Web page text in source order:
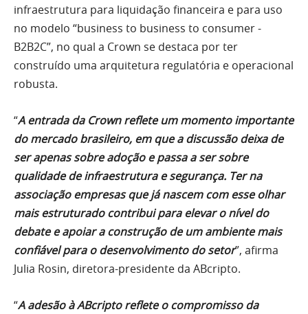
infraestrutura para liquidação financeira e para uso
no modelo “business to business to consumer -
B2B2C”, no qual a Crown se destaca por ter
construído uma arquitetura regulatória e operacional
robusta.
“A entrada da Crown reflete um momento importante
do mercado brasileiro, em que a discussão deixa de
ser apenas sobre adoção e passa a ser sobre
qualidade de infraestrutura e segurança. Ter na
associação empresas que já nascem com esse olhar
mais estruturado contribui para elevar o nível do
debate e apoiar a construção de um ambiente mais
confiável para o desenvolvimento do setor”, afirma
Julia Rosin, diretora-presidente da ABcripto.
“A adesão à ABcripto reflete o compromisso da